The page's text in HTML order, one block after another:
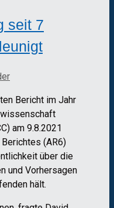
seit 7
Bericht im Jahr
am 9.8.2021
(AR6)
über die
und Vorhersagen
hält.